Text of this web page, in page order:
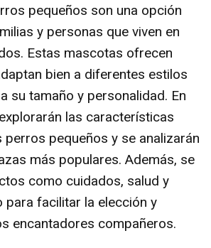
pequeños son una opción
y personas que viven en
Estas mascotas ofrecen
bien a diferentes estilos
su tamaño y personalidad. En
las características
perros pequeños y se analizarán
más populares. Además, se
como cuidados, salud y
para facilitar la elección y
encantadores compañeros.